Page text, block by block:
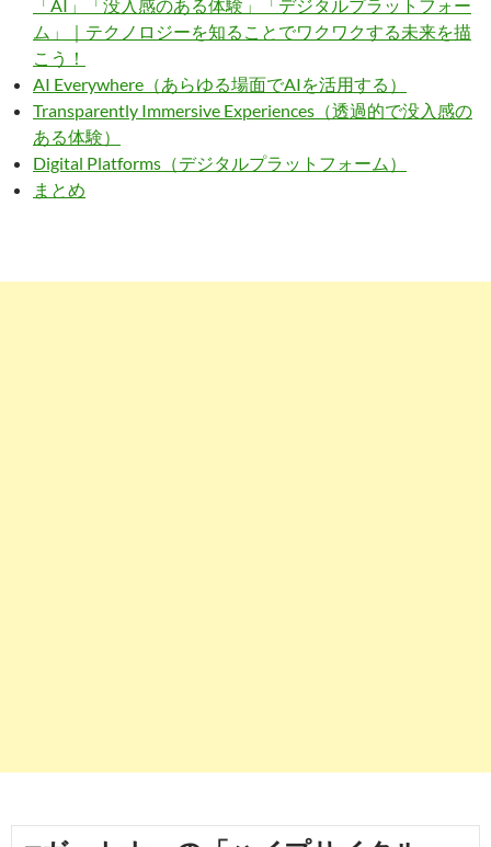
「AI」「没入感のある体験」「デジタルプラットフォー
ム」｜テクノロジーを知ることでワクワクする未来を描
こう！
AI Everywhere（あらゆる場面でAIを活用する）
Transparently Immersive Experiences（透過的で没入感の
ある体験）
Digital Platforms（デジタルプラットフォーム）
まとめ